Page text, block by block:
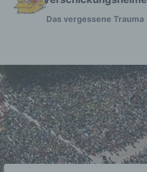
Zum
Das vergessene Trauma